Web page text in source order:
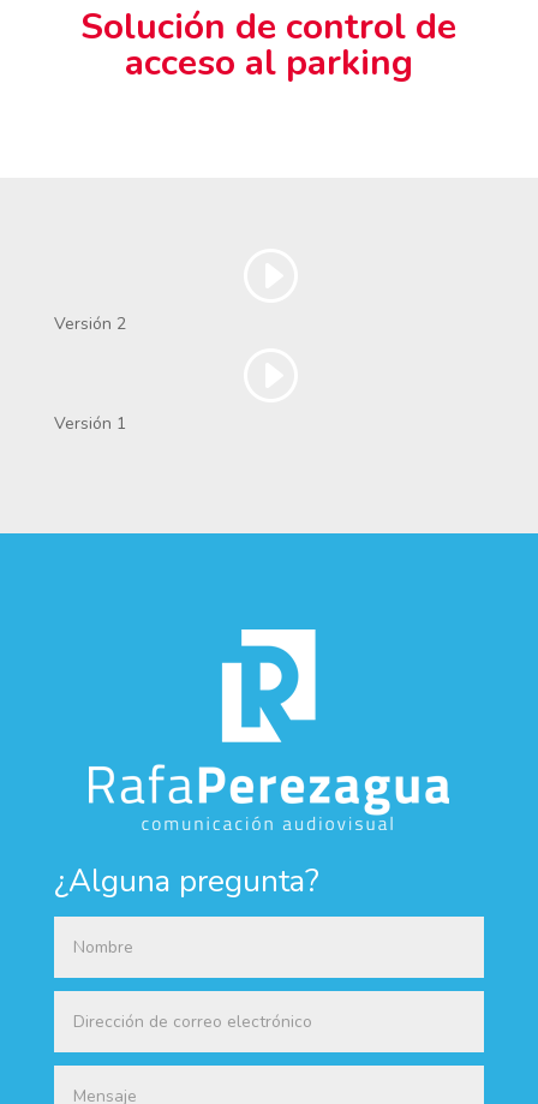
Solución de control de
acceso al parking
Versión 2
Versión 1
¿Alguna pregunta?